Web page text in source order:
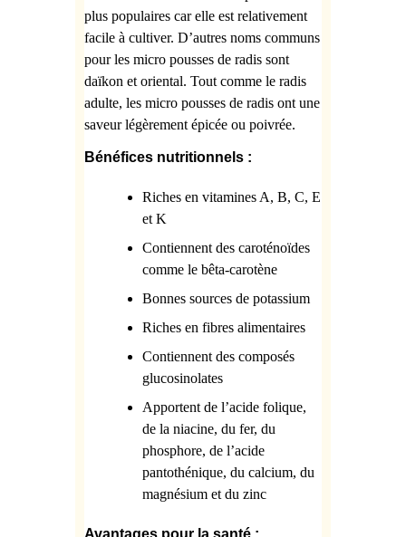
plus populaires car elle est relativement
facile à cultiver. D’autres noms communs
pour les micro pousses de radis sont
daïkon et oriental. Tout comme le radis
adulte, les micro pousses de radis ont une
saveur légèrement épicée ou poivrée.
Bénéfices nutritionnels :
Riches en vitamines A, B, C, E
et K
Contiennent des caroténoïdes
comme le bêta-carotène
Bonnes sources de potassium
Riches en fibres alimentaires
Contiennent des composés
glucosinolates
Apportent de l’acide folique,
de la niacine, du fer, du
phosphore, de l’acide
pantothénique, du calcium, du
magnésium et du zinc